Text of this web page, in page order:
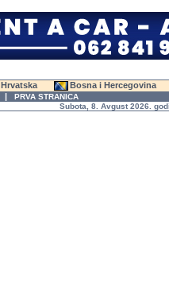
Hrvatska Bosna i Hercegovina
| PRVA STRANICA
Subota, 8. Avgust 2026. godine